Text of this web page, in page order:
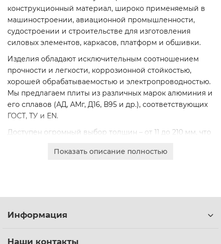
конструкционный материал, широко применяемый в
машиностроении, авиационной промышленности,
судостроении и строительстве для изготовления
силовых элементов, каркасов, платформ и обшивки.
Изделия обладают исключительным соотношением
прочности и легкости, коррозионной стойкостью,
хорошей обрабатываемостью и электропроводностью.
Мы предлагаем плиты из различных марок алюминия и
его сплавов (АД, АМг, Д16, В95 и др.), соответствующих
ГОСТ, ТУ и EN.
Доступен огромный выбор толщин – от 11 до 210 мм, что
любой сложности. Качество продукции подтверждено
Показать описание полностью
Информация
Наши контакты